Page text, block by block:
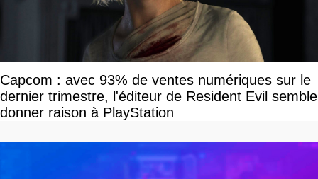
Capcom : avec 93% de ventes numériques sur le
dernier trimestre, l'éditeur de Resident Evil semble
donner raison à PlayStation